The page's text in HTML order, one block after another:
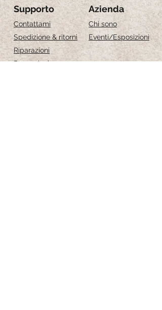
Significato simbolico:il corallo di bambù è
tradizionalmente associato alla protezione e
alla prosperità
Supporto
Contattami
Spedizione & ritorni
Riparazioni
Recensioni
Azienda
Chi sono
Eventi/Esposizioni